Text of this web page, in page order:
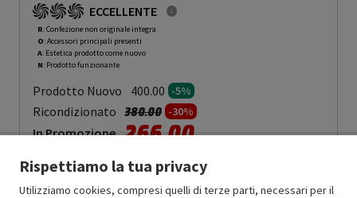
ECCELLENTE
R: Confezione non originale integra
O: Accessori principali presenti
A: Estetica prodotto come nuovo
N: Prodotto funzionante
Prodotto Nuovo 400.00 -5%
Ricondizionato Prezzo ridotto da
380.00a-30%
In Promozione 266.00
Aggiungi al carrello
Rispettiamo la tua privacy
Utilizziamo cookies, compresi quelli di terze parti, necessari per il